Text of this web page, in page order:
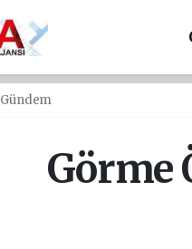
Gündem
Görme